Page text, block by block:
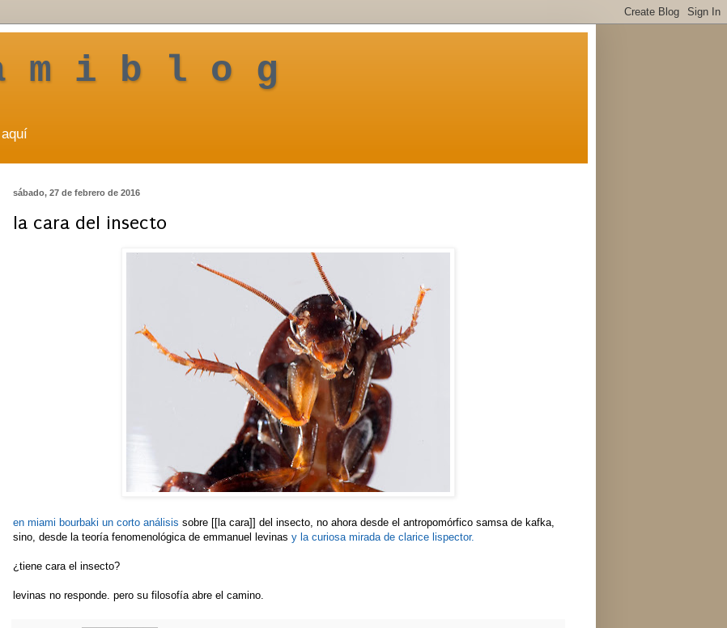
m i b l o g
sábado, 27 de febrero de 2016
la cara del insecto
en miami bourbaki un corto análisis sobre [[la cara]] del insecto, no ahora desde el antropomórfico samsa de kafka,
sino, desde la teoría fenomenológica de emmanuel levinas y la curiosa mirada de clarice lispector.
¿tiene cara el insecto?
levinas no responde. pero su filosofía abre el camino.